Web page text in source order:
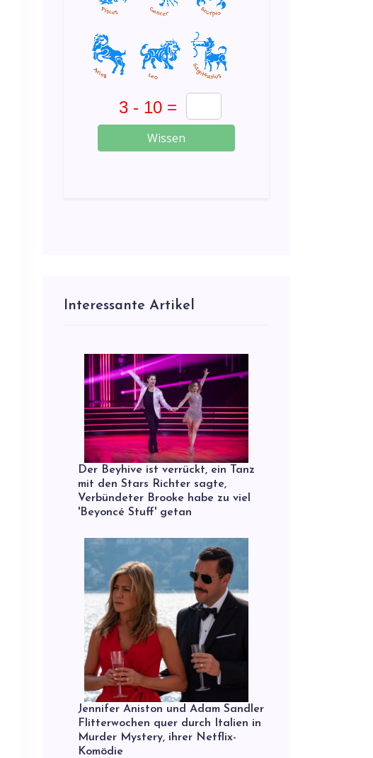
Wissen
Interessante Artikel
Der Beyhive ist verrückt, ein Tanz
mit den Stars Richter sagte,
Verbündeter Brooke habe zu viel
'Beyoncé Stuff' getan
Jennifer Aniston und Adam Sandler
Flitterwochen quer durch Italien in
Murder Mystery, ihrer Netflix-
Komödie